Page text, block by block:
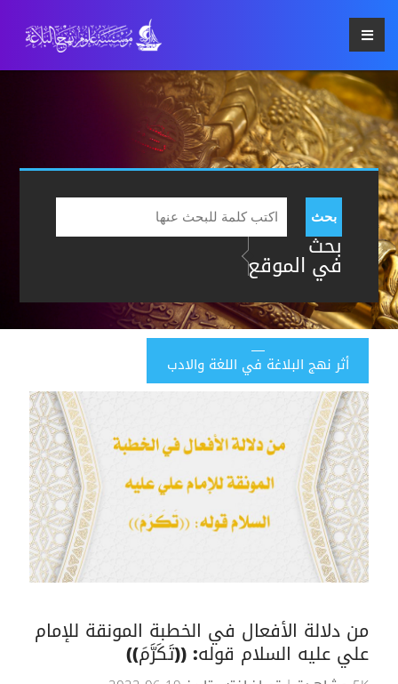
بحث
بحث
في الموقع
أثر نهج البلاغة في اللغة والادب
من دلالة الأفعال في الخطبة المونقة للإمام
علي عليه السلام قوله: ((تَكَرَّمَ))